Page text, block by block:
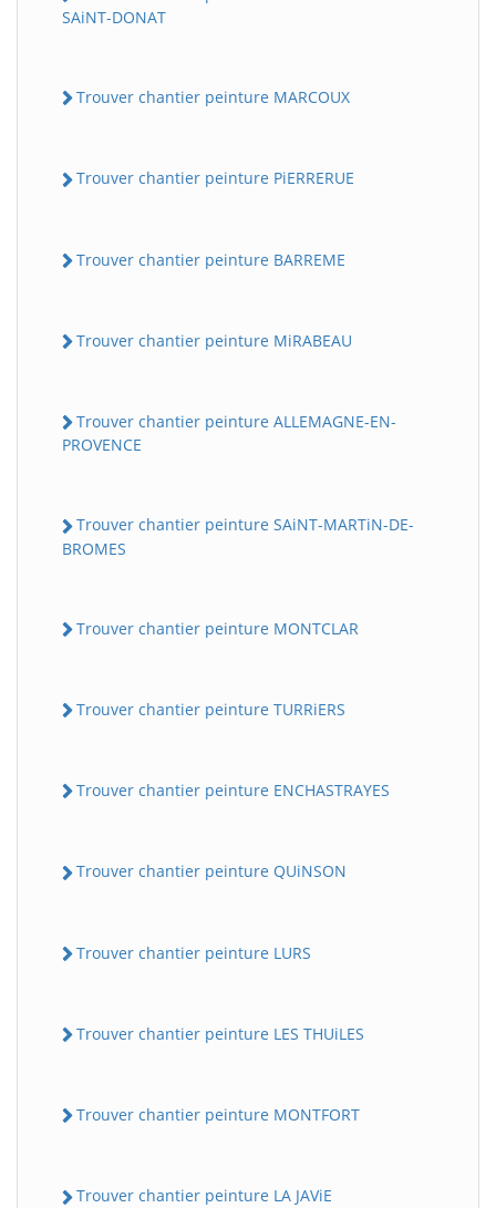
SAiNT-DONAT
Trouver chantier peinture MARCOUX
Trouver chantier peinture PiERRERUE
Trouver chantier peinture BARREME
Trouver chantier peinture MiRABEAU
Trouver chantier peinture ALLEMAGNE-EN-
PROVENCE
Trouver chantier peinture SAiNT-MARTiN-DE-
BROMES
Trouver chantier peinture MONTCLAR
Trouver chantier peinture TURRiERS
Trouver chantier peinture ENCHASTRAYES
Trouver chantier peinture QUiNSON
Trouver chantier peinture LURS
Trouver chantier peinture LES THUiLES
Trouver chantier peinture MONTFORT
Trouver chantier peinture LA JAViE